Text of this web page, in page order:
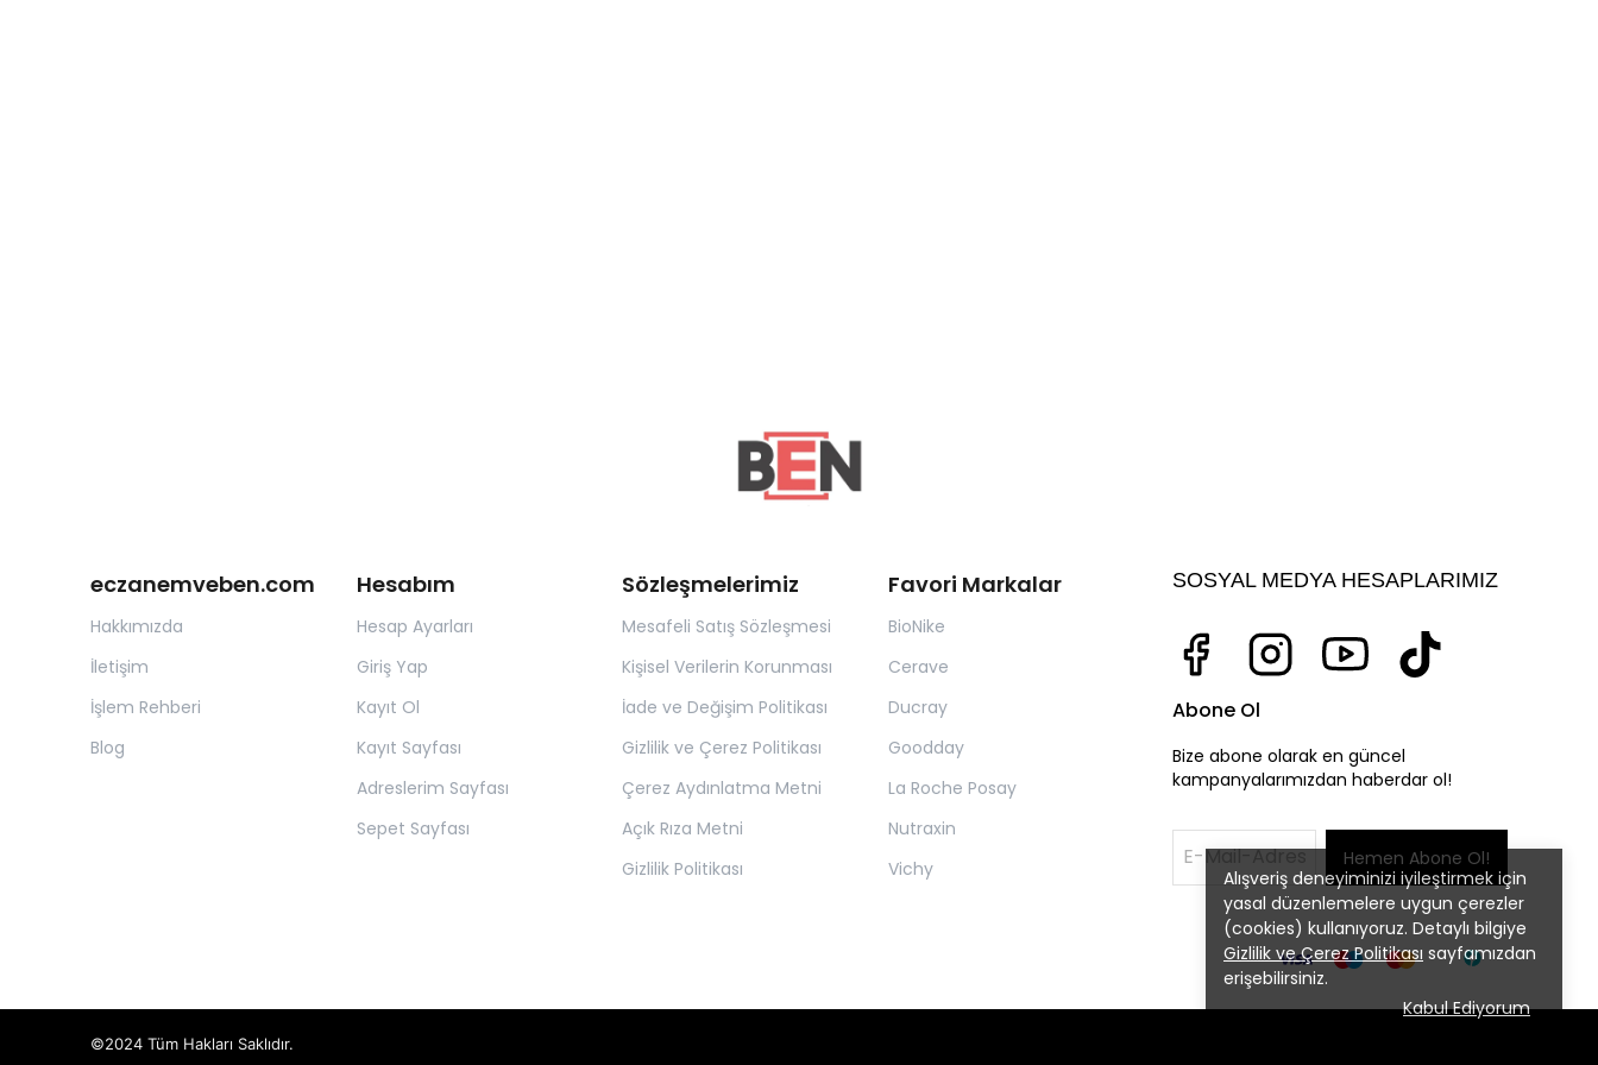
Alışveriş deneyiminizi iyileştirmek için
yasal düzenlemelere uygun çerezler
(cookies) kullanıyoruz. Detaylı bilgiye
Gizlilik ve Çerez Politikası sayfamızdan
erişebilirsiniz.
Kabul Ediyorum
eczanemveben.com
Hakkımızda
İletişim
İşlem Rehberi
Blog
Hesabım
Hesap Ayarları
Giriş Yap
Kayıt Ol
Kayıt Sayfası
Adreslerim Sayfası
Sepet Sayfası
Sözleşmelerimiz
Mesafeli Satış Sözleşmesi
Kişisel Verilerin Korunması
İade ve Değişim Politikası
Gizlilik ve Çerez Politikası
Çerez Aydınlatma Metni
Açık Rıza Metni
Gizlilik Politikası
Favori Markalar
BioNike
Cerave
Ducray
Goodday
La Roche Posay
Nutraxin
Vichy
SOSYAL MEDYA HESAPLARIMIZ
Abone Ol
Bize abone olarak en güncel
kampanyalarımızdan haberdar ol!
Hemen Abone Ol!
©2024 Tüm Hakları Saklıdır.